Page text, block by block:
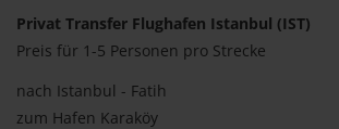
Privat Transfer Flughafen Istanbul (IST)
Preis für 1-5 Personen pro Strecke
nach Istanbul - Fatih
zum Hafen Karaköy